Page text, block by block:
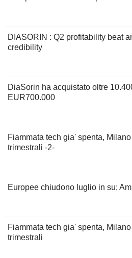
DIASORIN : Q2 profitability beat
credibility
DiaSorin ha acquistato oltre
EUR700.000
Fiammata tech gia' spenta,
trimestrali -2-
Europee chiudono luglio in su;
Fiammata tech gia' spenta,
trimestrali